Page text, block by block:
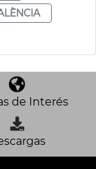
de Interés